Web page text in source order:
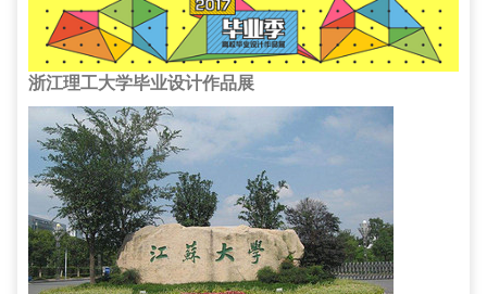
浙江理工大学毕业设计作品展